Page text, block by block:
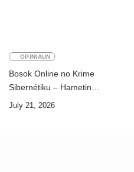
OPINIAUN
Bosok Online no Krime
Sibernétiku – Hametin
Seguransa Dijitál ba Futuru
July 21, 2026